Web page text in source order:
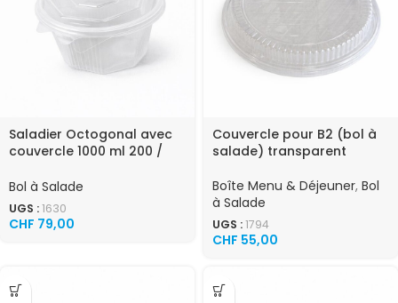
Saladier Octogonal avec
couvercle 1000 ml 200 /
Bol à Salade
UGS :1630
CHF 79,00
Couvercle pour B2 (bol à
salade) transparent
Boîte Menu & Déjeuner, Bol
à Salade
UGS :1794
CHF 55,00